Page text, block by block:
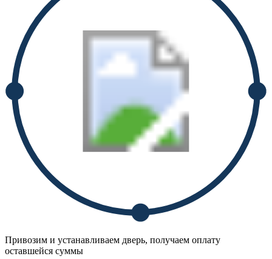
Привозим и устанавливаем дверь, получаем оплату
оставшейся суммы